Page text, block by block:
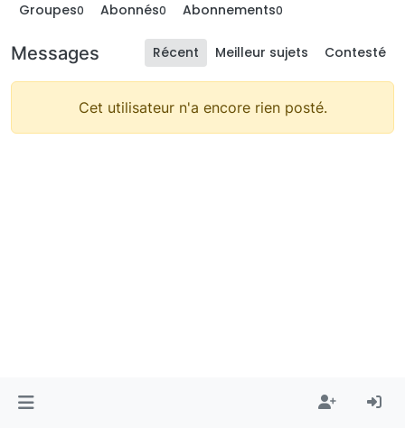
Groupes0 Abonnés0 Abonnements0
Messages Récent Meilleur sujets Contesté
Cet utilisateur n'a encore rien posté.